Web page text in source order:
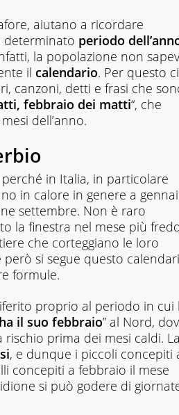
aiutano a ricordare
determinato periodo
la popolazione non
il calendario. Per questo
canzoni, detti e frasi che
febbraio dei matti“, che
dell’anno.
in Italia, in particolare
in calore in genere a
settembre. Non è raro
la finestra nel mese più
che corteggiano le loro
si segue questo
formule.
proprio al periodo in cui
il suo febbraio” al Nord,
prima dei mesi caldi. La
, e dunque i piccoli concepiti
concepiti a febbraio il mese
si può godere di